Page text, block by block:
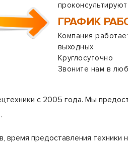
ГРАФИК
Компания
выходных
Круглосуточно
Звоните нам в
с 2005 года. Мы
предоставления техники